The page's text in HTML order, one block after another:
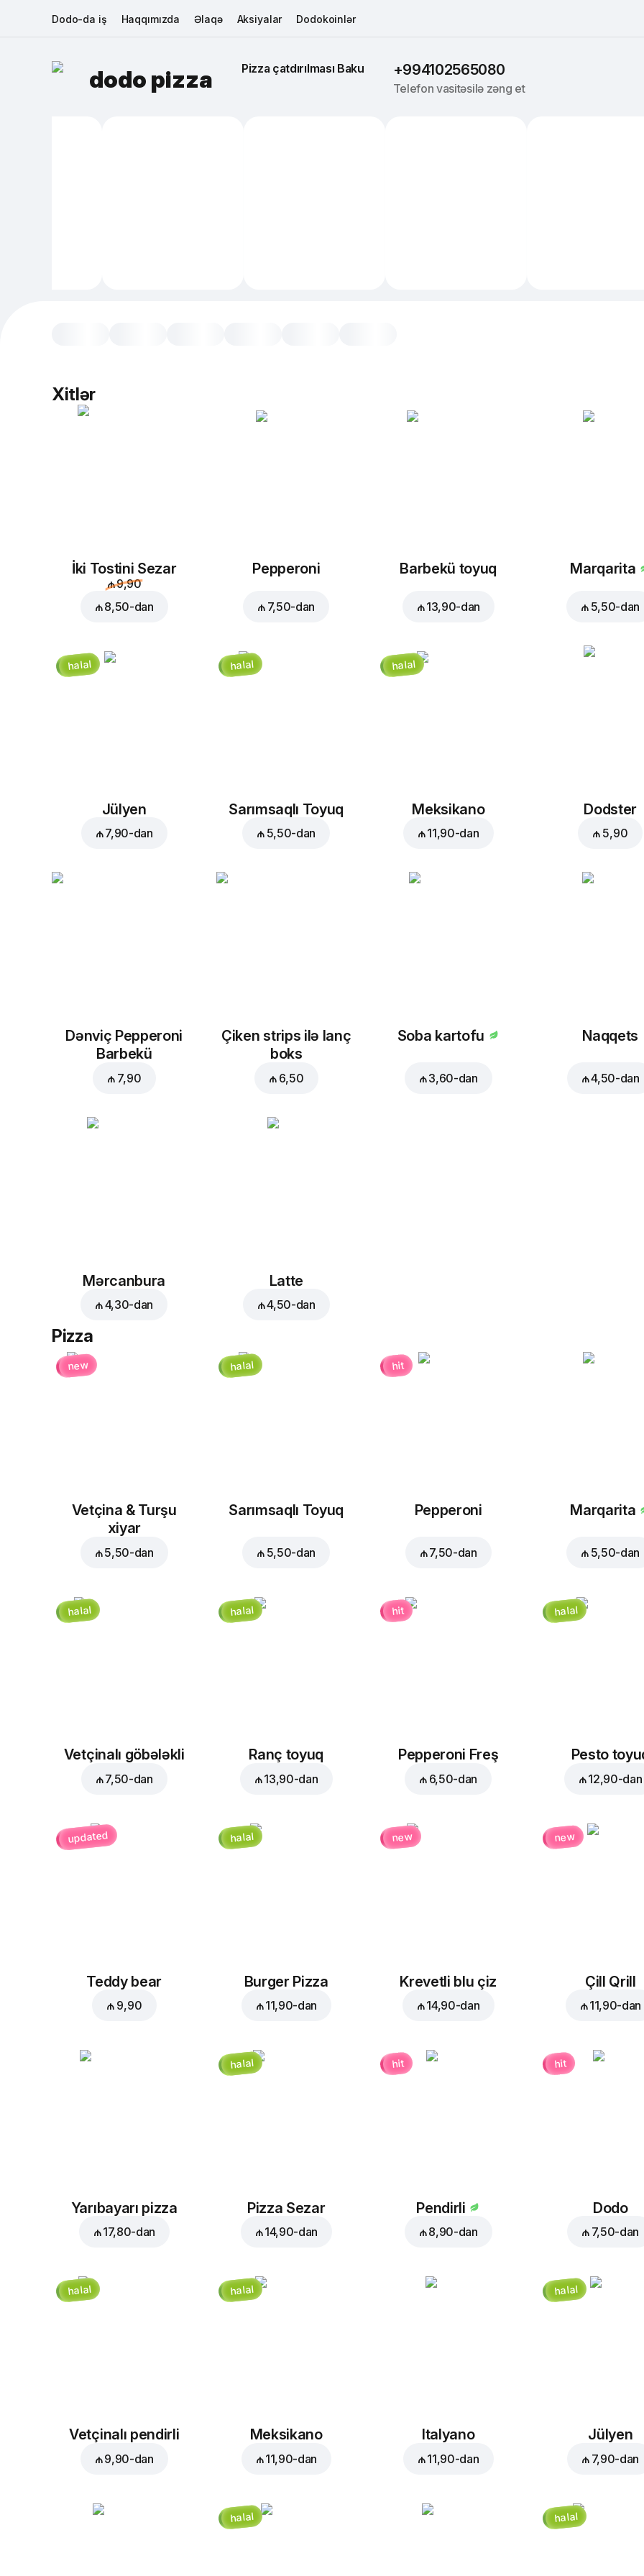
Dodo-da iş Haqqımızda Əlaqə Aksiyalar Dodokoinlər
dodo pizza Pizza çatdırılması Baku +994102565080
Telefon vasitəsilə zəng et
Xitlər
İki Tostini Sezar
₼ 9,90
₼ 8,50-dan
Pepperoni
₼ 7,50-dan
Barbekü toyuq
₼ 13,90-dan
Marqarita
₼ 5,50-dan
halal
Jülyen
₼ 7,90-dan
halal
Sarımsaqlı Toyuq
₼ 5,50-dan
halal
Meksikano
₼ 11,90-dan
Dodster
₼ 5,90
Dənviç Pepperoni
Barbekü
₼ 7,90
Çiken strips ilə lanç
boks
₼ 6,50
Soba kartofu
₼ 3,60-dan
Naqqets
₼ 4,50-dan
Mərcanbura
₼ 4,30-dan
Latte
₼ 4,50-dan
Pizza
new
Vetçina & Turşu
xiyar
₼ 5,50-dan
halal
Sarımsaqlı Toyuq
₼ 5,50-dan
hit
Pepperoni
₼ 7,50-dan
Marqarita
₼ 5,50-dan
halal
Vetçinalı göbələkli
₼ 7,50-dan
halal
Ranç toyuq
₼ 13,90-dan
hit
Pepperoni Freş
₼ 6,50-dan
halal
Pesto
₼ 12,90-dan
updated
Teddy bear
₼ 9,90
halal
Burger Pizza
₼ 11,90-dan
new
Krevetli blu çiz
₼ 14,90-dan
new
Çill Qrill
₼ 11,90-dan
Yarıbayarı pizza
₼ 17,80-dan
halal
Pizza Sezar
₼ 14,90-dan
hit
Pendirli
₼ 8,90-dan
hit
Dodo
₼ 7,50-dan
halal
Vetçinalı pendirli
₼ 9,90-dan
halal
Meksikano
₼ 11,90-dan
Italyano
₼ 11,90-dan
halal
Jülyen
₼ 7,90-dan
halal halal